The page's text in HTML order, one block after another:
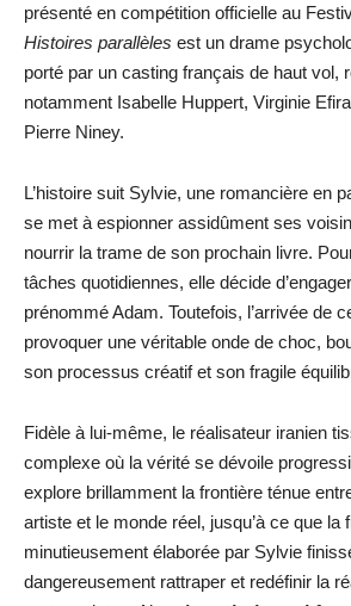
présenté en compétition officielle au
Histoires parallèles est un drame
porté par un casting français de haut vol,
notamment Isabelle Huppert, Virginie
Pierre Niney.
L’histoire suit Sylvie, une romancière en
se met à espionner assidûment ses
nourrir la trame de son prochain livre.
tâches quotidiennes, elle décide
prénommé Adam. Toutefois, l’arrivée de
provoquer une véritable onde de choc,
son processus créatif et son fragile
Fidèle à lui-même, le réalisateur iranien
complexe où la vérité se dévoile
explore brillamment la frontière ténue
artiste et le monde réel, jusqu’à ce que la
minutieusement élaborée par Sylvie
dangereusement rattraper et redéfinir la